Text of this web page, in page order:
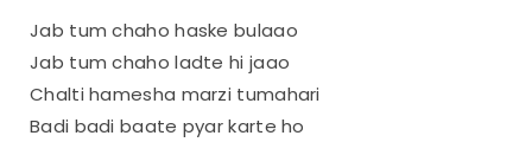
Jab tum chaho haske bulaao
Jab tum chaho ladte hi jaao
Chalti hamesha marzi tumahari
Badi badi baate pyar karte ho